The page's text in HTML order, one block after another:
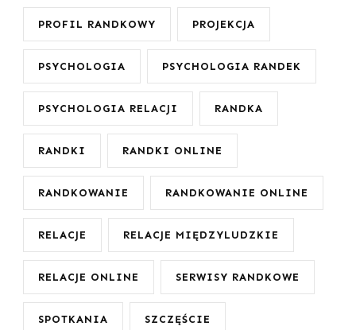
PROFIL RANDKOWY PROJEKCJA
PSYCHOLOGIA PSYCHOLOGIA RANDEK
PSYCHOLOGIA RELACJI RANDKA
RANDKI RANDKI ONLINE
RANDKOWANIE RANDKOWANIE ONLINE
RELACJE RELACJE MIĘDZYLUDZKIE
RELACJE ONLINE SERWISY RANDKOWE
SPOTKANIA SZCZĘŚCIE